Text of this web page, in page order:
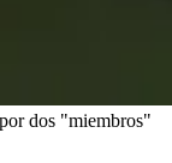
dos "miembros"